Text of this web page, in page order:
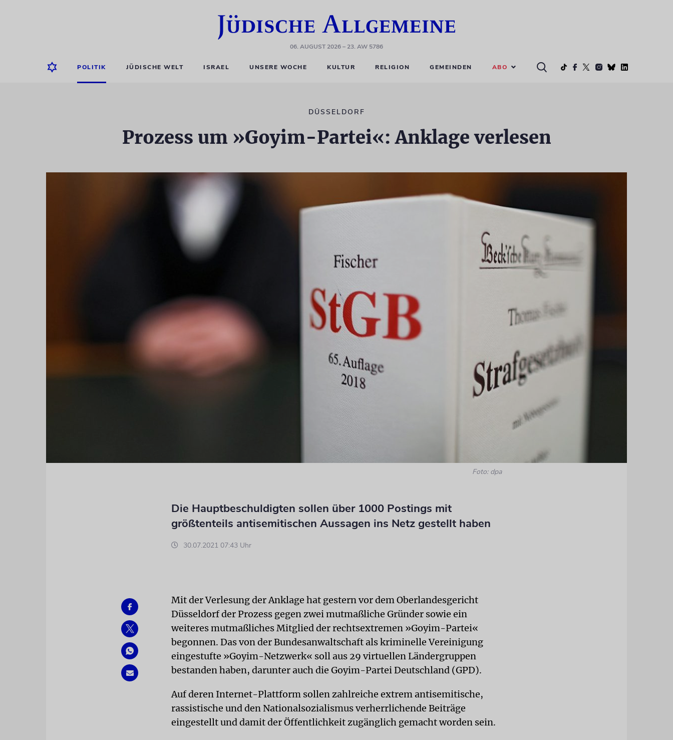
06. AUGUST 2026– 23. AW 5786
POLITIK JÜDISCHE WELT ISRAEL UNSERE WOCHE KULTUR RELIGION GEMEINDEN ABO
DÜSSELDORF
Prozess um »Goyim-Partei«: Anklage verlesen
Foto: dpa
Die Hauptbeschuldigten sollen über 1000 Postings mit
größtenteils antisemitischen Aussagen ins Netz gestellt haben
30.07.2021 07:43 Uhr
Mit der Verlesung der Anklage hat gestern vor dem Oberlandesgericht
Düsseldorf der Prozess gegen zwei mutmaßliche Gründer sowie ein
weiteres mutmaßliches Mitglied der rechtsextremen »Goyim-Partei«
begonnen. Das von der Bundesanwaltschaft als kriminelle Vereinigung
eingestufte »Goyim-Netzwerk« soll aus 29 virtuellen Ländergruppen
bestanden haben, darunter auch die Goyim-Partei Deutschland (GPD).
Auf deren Internet-Plattform sollen zahlreiche extrem antisemitische,
rassistische und den Nationalsozialismus verherrlichende Beiträge
eingestellt und damit der Öffentlichkeit zugänglich gemacht worden sein.